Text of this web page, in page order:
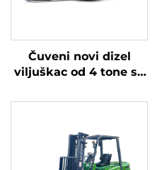
Čuveni novi dizel
viljuškac od 4 tone sa
japanskim ISUZU